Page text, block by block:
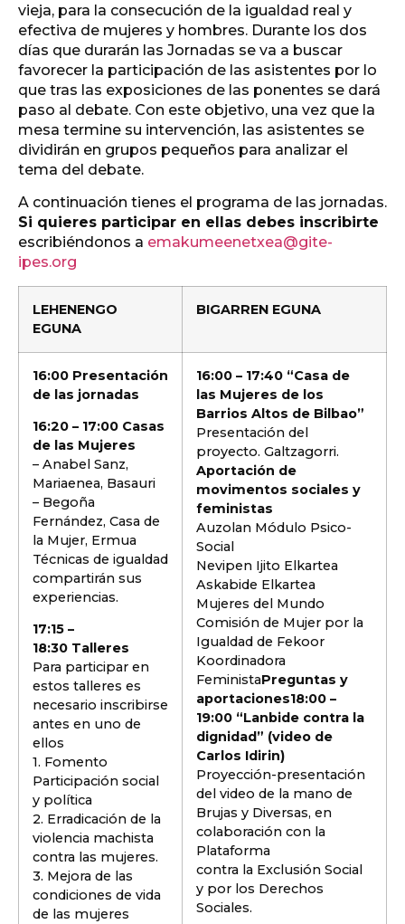
vieja, para la consecución de la igualdad real y
efectiva de mujeres y hombres. Durante los dos
días que durarán las Jornadas se va a buscar
favorecer la participación de las asistentes por lo
que tras las exposiciones de las ponentes se dará
paso al debate. Con este objetivo, una vez que la
mesa termine su intervención, las asistentes se
dividirán en grupos pequeños para analizar el
tema del debate.
A continuación tienes el programa de las jornadas.
Si quieres participar en ellas debes inscribirte
escribiéndonos a emakumeenetxea@gite-
ipes.org
LEHENENGO
EGUNA
BIGARREN EGUNA
16:00 Presentación
de las jornadas
16:20 – 17:00 Casas
de las Mujeres
– Anabel Sanz,
Mariaenea, Basauri
– Begoña
Fernández, Casa de
la Mujer, Ermua
Técnicas de igualdad
compartirán sus
experiencias.
17:15 –
18:30 Talleres
Para participar en
estos talleres es
necesario inscribirse
antes en uno de
ellos
1. Fomento
Participación social
y política
2. Erradicación de la
violencia machista
contra las mujeres.
3. Mejora de las
condiciones de vida
de las mujeres
16:00 – 17:40 “Casa de
las Mujeres de los
Barrios Altos de Bilbao”
Presentación del
proyecto. Galtzagorri.
Aportación de
movimentos sociales y
feministas
Auzolan Módulo Psico-
Social
Nevipen Ijito Elkartea
Askabide Elkartea
Mujeres del Mundo
Comisión de Mujer por la
Igualdad de Fekoor
Koordinadora
FeministaPreguntas y
aportaciones18:00 –
19:00 “Lanbide contra la
dignidad” (video de
Carlos Idirin)
Proyección-presentación
del video de la mano de
Brujas y Diversas, en
colaboración con la
Plataforma
contra la Exclusión Social
y por los Derechos
Sociales.